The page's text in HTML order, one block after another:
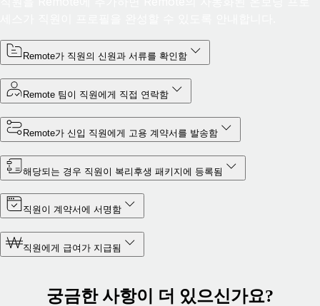
Remote가 직원의 신원과 서류를 확인함
Remote 팀이 직원에게 직접 연락함
Remote가 신입 직원에게 고용 계약서를 발송함
해당되는 경우 직원이 복리후생 패키지에 등록됨
직원이 계약서에 서명함
직원에게 급여가 지급됨
궁금한 사항이 더 있으신가요?